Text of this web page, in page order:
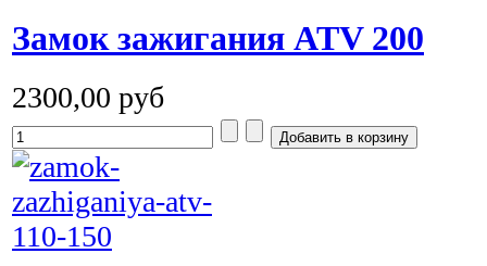
Замок зажигания ATV 200
2300,00 руб